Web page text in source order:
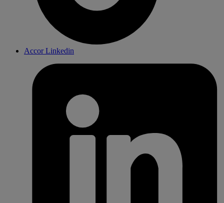
Accor Linkedin